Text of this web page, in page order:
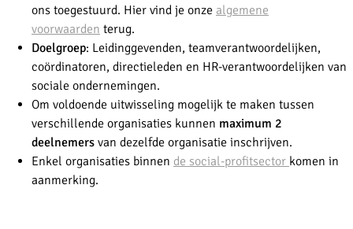
ons toegestuurd. Hier vind je onze algemene
voorwaarden terug.
Doelgroep: Leidinggevenden, teamverantwoordelijken,
coördinatoren, directieleden en HR-verantwoordelijken van
sociale ondernemingen.
Om voldoende uitwisseling mogelijk te maken tussen
verschillende organisaties kunnen maximum 2
deelnemers van dezelfde organisatie inschrijven.
Enkel organisaties binnen de social-profitsector komen in
aanmerking.